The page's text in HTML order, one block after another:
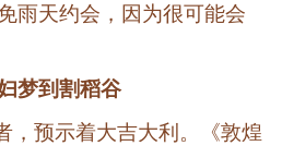
雨天约会，因为很可能会
梦到割稻谷
，预示着大吉大利。《敦煌